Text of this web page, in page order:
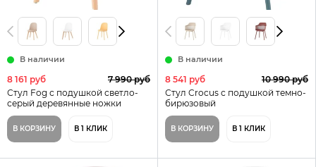
В наличии
8 161 руб
7 990 руб
Стул Fog с подушкой светло-
серый деревянные ножки
В КОРЗИНУ В 1 КЛИК
В наличии
8 541 руб
10 990 руб
Стул Crocus с подушкой темно-
бирюзовый
В КОРЗИНУ В 1 КЛИК